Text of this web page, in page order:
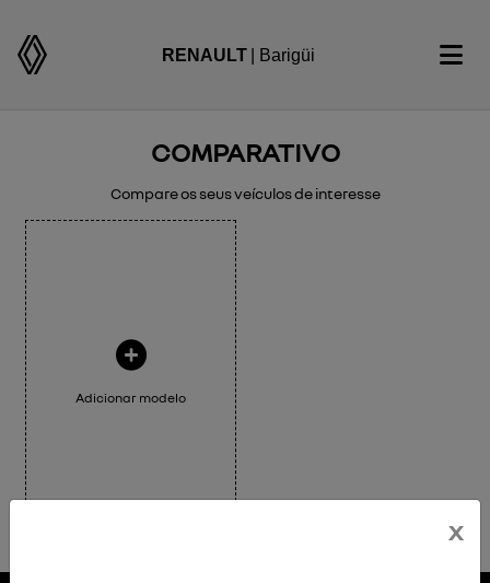
RENAULT | Barigüi
COMPARATIVO
Compare os seus veículos de interesse
Adicionar modelo
x